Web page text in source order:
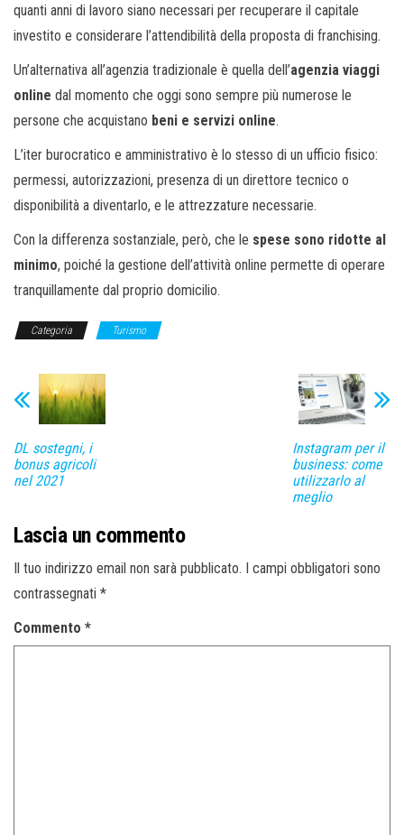
quanti anni di lavoro siano necessari per recuperare il capitale
investito e considerare l’attendibilità della proposta di franchising.
Un’alternativa all’agenzia tradizionale è quella dell’agenzia viaggi
online dal momento che oggi sono sempre più numerose le
persone che acquistano beni e servizi online.
L’iter burocratico e amministrativo è lo stesso di un ufficio fisico:
permessi, autorizzazioni, presenza di un direttore tecnico o
disponibilità a diventarlo, e le attrezzature necessarie.
Con la differenza sostanziale, però, che le spese sono ridotte al
minimo, poiché la gestione dell’attività online permette di operare
tranquillamente dal proprio domicilio.
Categoria Turismo
DL sostegni, i
bonus agricoli
nel 2021
Instagram per il
business: come
utilizzarlo al
meglio
Lascia un commento
Il tuo indirizzo email non sarà pubblicato. I campi obbligatori sono
contrassegnati *
Commento *